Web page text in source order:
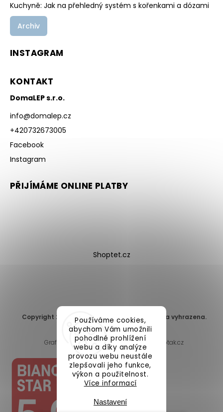
Používáme cookies,
abychom Vám umožnili
pohodlné prohlížení
webu a díky analýze
provozu webu neustále
zlepšovali jeho funkce,
výkon a použitelnost.
Více informací
Nastavení
Kuchyně: Jak na přehledný systém s kořenkami a dózami
Archiv
INSTAGRAM
KONTAKT
DomaLEP s.r.o.
info@domalep.cz
+420732673005
Facebook
Instagram
PŘIJÍMÁME ONLINE PLATBY
Shoptet.cz
Copyright 2026 DomaLEP s.r.o. . Všechna práva vyhrazena.
Upravit nastavení cookies
Grafický návrh vytvořil a nakódoval
Shoptak.cz